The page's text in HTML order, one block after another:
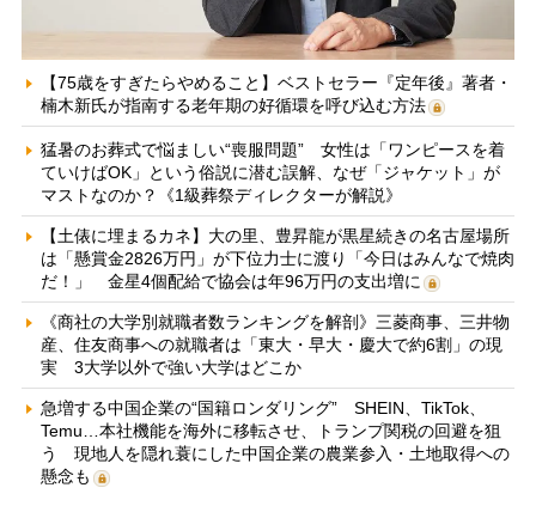
【75歳をすぎたらやめること】ベストセラー『定年後』著者・
楠木新氏が指南する老年期の好循環を呼び込む方法
猛暑のお葬式で悩ましい“喪服問題” 女性は「ワンピースを着
ていけばOK」という俗説に潜む誤解、なぜ「ジャケット」が
マストなのか？《1級葬祭ディレクターが解説》
【土俵に埋まるカネ】大の里、豊昇龍が黒星続きの名古屋場所
は「懸賞金2826万円」が下位力士に渡り「今日はみんなで焼肉
だ！」 金星4個配給で協会は年96万円の支出増に
《商社の大学別就職者数ランキングを解剖》三菱商事、三井物
産、住友商事への就職者は「東大・早大・慶大で約6割」の現
実 3大学以外で強い大学はどこか
急増する中国企業の“国籍ロンダリング” SHEIN、TikTok、
Temu…本社機能を海外に移転させ、トランプ関税の回避を狙
う 現地人を隠れ蓑にした中国企業の農業参入・土地取得への
懸念も